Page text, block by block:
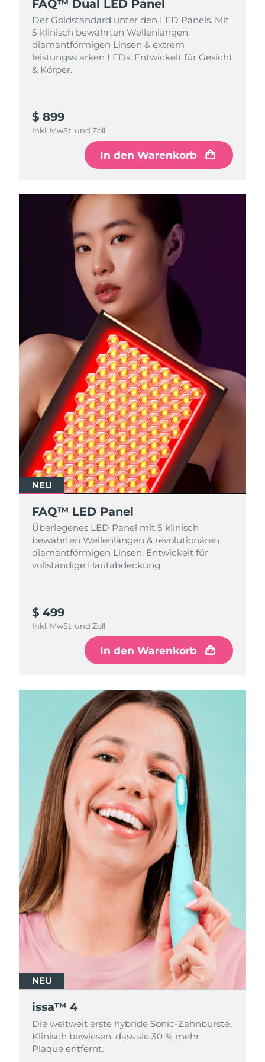
FAQ™ Dual LED Panel
Der Goldstandard unter den LED Panels. Mit
5 klinisch bewährten Wellenlängen,
diamantförmigen Linsen & extrem
leistungsstarken LEDs. Entwickelt für Gesicht
& Körper.
$ 899
Inkl. MwSt. und Zoll
In den Warenkorb
NEU
FAQ™ LED Panel
Überlegenes LED Panel mit 5 klinisch
bewährten Wellenlängen & revolutionären
diamantförmigen Linsen. Entwickelt für
vollständige Hautabdeckung.
$ 499
Inkl. MwSt. und Zoll
In den Warenkorb
NEU
issa™ 4
Die weltweit erste hybride Sonic-Zahnbürste.
Klinisch bewiesen, dass sie 30 % mehr
Plaque entfernt.
NEU
issa™ 4
Die weltweit erste hybride Sonic-Zahnbürste.
Klinisch bewiesen, dass sie 30 % mehr
Plaque entfernt.
NEU
issa™ 4
Die weltweit erste hybride Sonic-Zahnbürste.
Klinisch bewiesen, dass sie 30 % mehr
Plaque entfernt.